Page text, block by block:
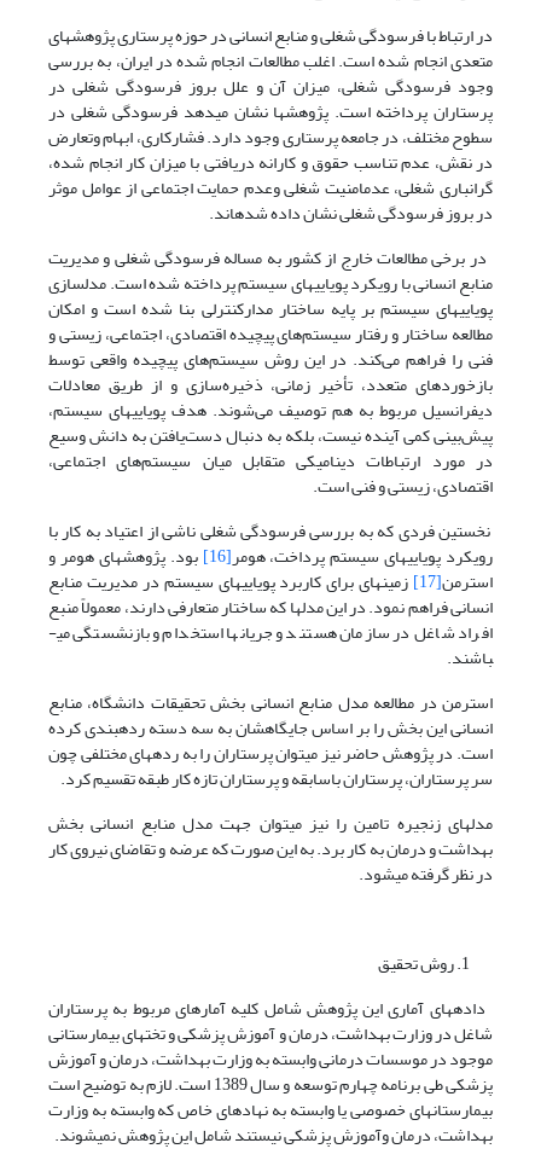
در ارتباط با فرسودگی شغلی و منابع انسانی در حوزه پرستاری پژوهش­های
متعدی انجام شده است. اغلب مطالعات انجام شده در ایران، به بررسی
وجود فرسودگی شغلی، میزان آن و علل بروز فرسودگی شغلی در
پرستاران پرداخته است. پژوهش­ها نشان می­دهد فرسودگی شغلی در
سطوح مختلف، در جامعه پرستاری وجود دارد. فشارکاری، ابهام وتعارض
در نقش، عدم تناسب حقوق و کارانه دریافتی با میزان کار انجام شده،
گرانباری شغلی، عدم­امنیت شغلی وعدم حمایت اجتماعی از عوامل موثر
در بروز فرسودگی شغلی نشان داده شده­اند.
در برخی مطالعات خارج از کشور به مساله فرسودگی شغلی و مدیریت
منابع انسانی با رویکرد پویایی­های سیستم پرداخته شده است. مدل­سازی
پویایی­های سیستم بر پایه ساختار مدارکنترلی بنا شده است و امکان
مطالعه ساختار و رفتار سیستم‌های پیچیده اقتصادی، اجتماعی، زیستی و
فنی را فراهم می‌کند. در این روش سیستم‌های پیچیده واقعی توسط
بازخوردهای متعدد، تأخیر زمانی، ذخیره‌سازی و از طریق معادلات
دیفرانسیل مربوط به هم توصیف می‌شوند. هدف پویایی­های سیستم،
پیش‌بینی کمی آینده نیست، بلکه به دنبال دست‌یافتن به دانش وسیع
در مورد ارتباطات دینامیکی متقابل میان سیستم‌های اجتماعی،
اقتصادی، زیستی و فنی است.
نخستین فردی که به بررسی فرسودگی شغلی ناشی از اعتیاد به کار با
رویکرد پویایی­های سیستم پرداخت، هومر[16] بود. پژوهش­های هومر و
استرمن[17] زمینه­ای برای کاربرد پویایی­های سیستم در مدیریت منابع
انسانی فراهم نمود. در این مدل­ها که ساختار متعارفی دارند، معمولاً منبع
افراد شاغل در سازمان هستند و جریان­ها استخدام و بازنشستگی می­
باشند.
استرمن در مطالعه مدل منابع انسانی بخش تحقیقات دانشگاه، منابع
انسانی این بخش را بر اساس جایگاه­شان به سه دسته رده­بندی کرده
است. در پژوهش حاضر نیز می­توان پرستاران را به رده­های مختلفی چون
سر پرستاران، پرستاران باسابقه و پرستاران تازه کار طبقه تقسیم کرد.
مدل­های زنجیره تامین را نیز می­توان جهت مدل منابع انسانی بخش
بهداشت و درمان به کار برد. به این صورت که عرضه و تقاضای نیروی کار
در نظر گرفته می­شود.
روش تحقیق
داده­های آماری این پژوهش شامل کلیه آمارهای مربوط به پرستاران
شاغل در وزارت بهداشت، درمان و آموزش پزشکی و تخت­های بیمارستانی
موجود در موسسات درمانی وابسته به وزارت بهداشت، درمان و آموزش
پزشکی طی برنامه چهارم توسعه و سال 1389 است. لازم به توضیح است
بیمارستان­های خصوصی یا وابسته به نهادهای خاص که وابسته به وزارت
بهداشت، درمان وآموزش پزشکی نیستند شامل این پژوهش نمی­شوند.